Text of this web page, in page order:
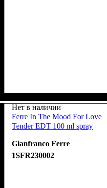
Нет в наличии
Ferre In The Mood For Love
Tender EDT 100 ml spray
Gianfranco Ferre
1SFR230002